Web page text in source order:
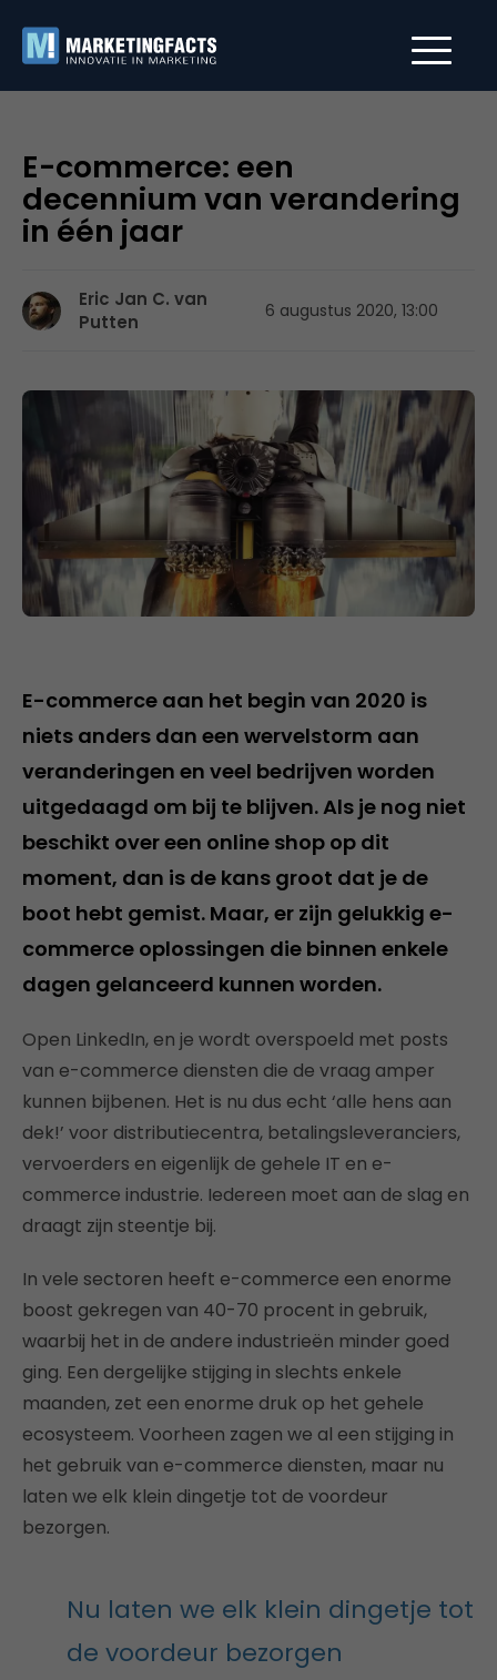
E-commerce: een
decennium van verandering
in één jaar
Eric Jan C. van
Putten
6 augustus 2020, 13:00
E-commerce aan het begin van 2020 is
niets anders dan een wervelstorm aan
veranderingen en veel bedrijven worden
uitgedaagd om bij te blijven. Als je nog niet
beschikt over een online shop op dit
moment, dan is de kans groot dat je de
boot hebt gemist. Maar, er zijn gelukkig e-
commerce oplossingen die binnen enkele
dagen gelanceerd kunnen worden.
Open LinkedIn, en je wordt overspoeld met posts
van e-commerce diensten die de vraag amper
kunnen bijbenen. Het is nu dus echt ‘alle hens aan
dek!’ voor distributiecentra, betalingsleveranciers,
vervoerders en eigenlijk de gehele IT en e-
commerce industrie. Iedereen moet aan de slag en
draagt zijn steentje bij.
In vele sectoren heeft e-commerce een enorme
boost gekregen van 40-70 procent in gebruik,
waarbij het in de andere industrieën minder goed
ging. Een dergelijke stijging in slechts enkele
maanden, zet een enorme druk op het gehele
ecosysteem. Voorheen zagen we al een stijging in
het gebruik van e-commerce diensten, maar nu
laten we elk klein dingetje tot de voordeur
bezorgen.
Nu laten we elk klein dingetje tot
de voordeur bezorgen